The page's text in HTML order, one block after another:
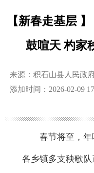
【新春走基层
鼓喧天 杓家
来源：积石山县人民政
添加时间：2026-02-09
春节将至，
各乡镇多支秧歌队